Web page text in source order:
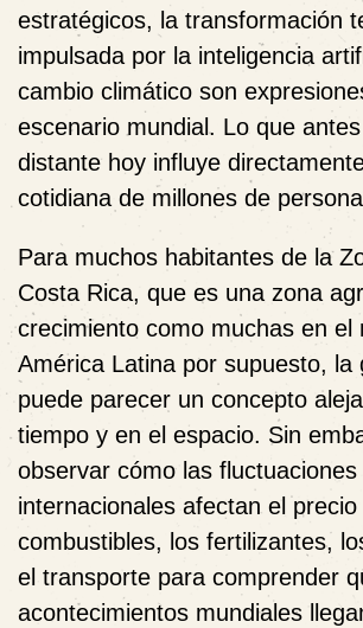
estratégicos, la transformación
impulsada por la inteligencia
cambio climático son
escenario mundial. Lo que
distante hoy influye
cotidiana de millones de
Para muchos habitantes de la
Costa Rica, que es una zona
crecimiento como muchas en el
América Latina por supuesto, la
puede parecer un concepto
tiempo y en el espacio. Sin
observar cómo las fluctuaciones
internacionales afectan el
combustibles, los fertilizantes,
el transporte para comprender
acontecimientos mundiales